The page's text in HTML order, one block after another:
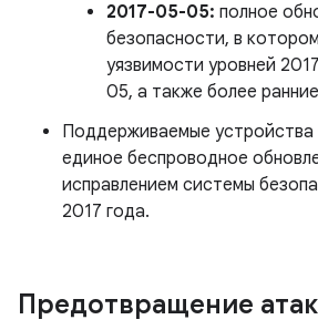
2017-05-05: полное
безопасности, в
уязвимости уровней
05, а также более
Поддерживаемые устройства
единое беспроводное
исправлением системы
2017 года.
Предотвращение атак